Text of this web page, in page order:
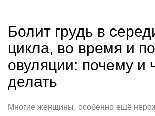
Болит грудь в
цикла, во время и
овуляции: почему и
делать
Многие женщины, особенно ещё